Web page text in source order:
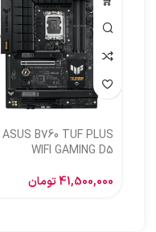
ASUS B760 TUF PLUS
WIFI GAMING D5
41,500,000تومان